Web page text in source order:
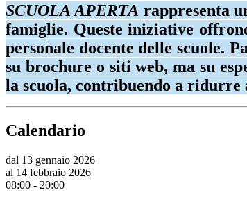
SCUOLA APERTA rappresenta
famiglie. Queste iniziative
personale docente delle scuole.
su brochure o siti web, ma su
la scuola, contribuendo a ridurre
Calendario
dal 13 gennaio 2026
al 14 febbraio 2026
08:00 - 20:00